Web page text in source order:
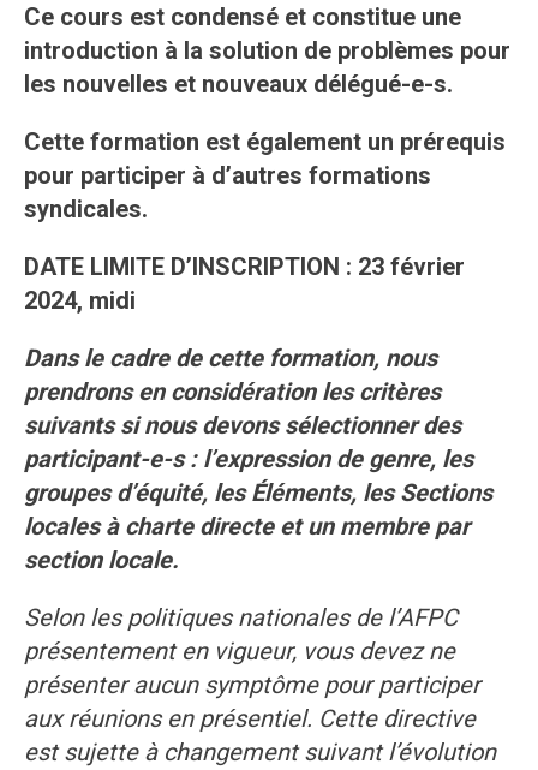
Ce cours est condensé et constitue une
introduction à la solution de problèmes pour
les nouvelles et nouveaux délégué-e-s.
Cette formation est également un prérequis
pour participer à d’autres formations
syndicales.
DATE LIMITE D’INSCRIPTION : 23 février
2024, midi
Dans le cadre de cette formation, nous
prendrons en considération les critères
suivants si nous devons sélectionner des
participant-e-s : l’expression de genre, les
groupes d’équité, les Éléments, les Sections
locales à charte directe et un membre par
section locale.
Selon les politiques nationales de l’AFPC
présentement en vigueur, vous devez ne
présenter aucun symptôme pour participer
aux réunions en présentiel. Cette directive
est sujette à changement suivant l’évolution